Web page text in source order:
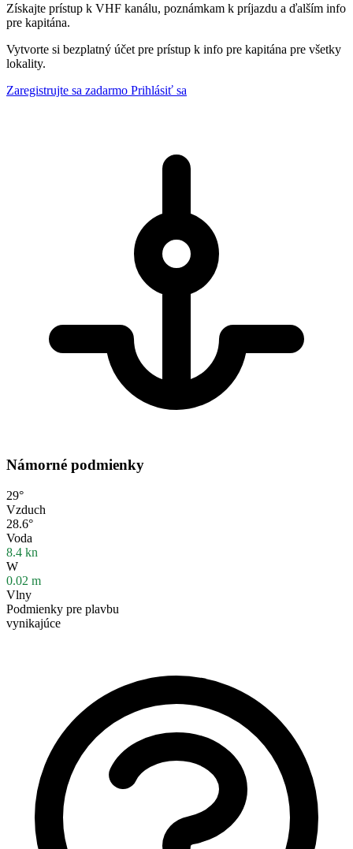
Získajte prístup k VHF kanálu, poznámkam k príjazdu a ďalším info
pre kapitána.
Vytvorte si bezplatný účet pre prístup k info pre kapitána pre všetky
lokality.
Zaregistrujte sa zadarmo Prihlásiť sa
Námorné podmienky
29°
Vzduch
28.6°
Voda
8.4 kn
W
0.02 m
Vlny
Podmienky pre plavbu
vynikajúce